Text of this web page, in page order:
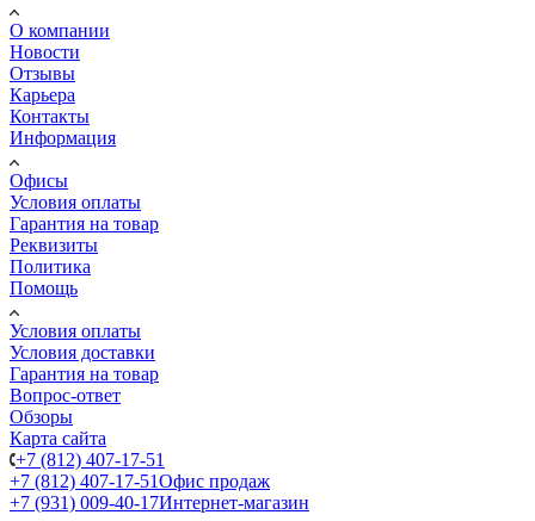
О компании
Новости
Отзывы
Карьера
Контакты
Информация
Офисы
Условия оплаты
Гарантия на товар
Реквизиты
Политика
Помощь
Условия оплаты
Условия доставки
Гарантия на товар
Вопрос-ответ
Обзоры
Карта сайта
+7 (812) 407-17-51
+7 (812) 407-17-51Офис продаж
+7 (931) 009-40-17Интернет-магазин